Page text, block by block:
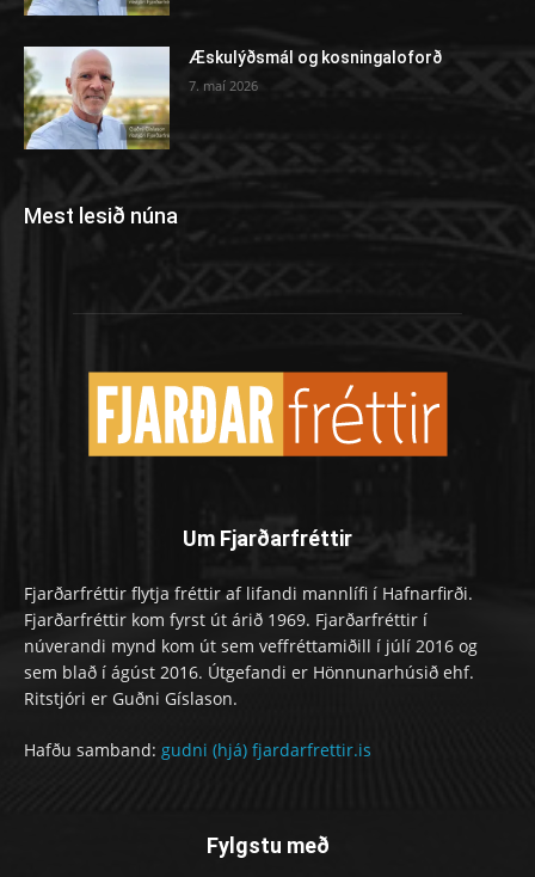
Æskulýðsmál og kosningaloforð
7. maí 2026
Mest lesið núna
Um Fjarðarfréttir
Fjarðarfréttir flytja fréttir af lifandi mannlífi í Hafnarfirði.
Fjarðarfréttir kom fyrst út árið 1969. Fjarðarfréttir í
núverandi mynd kom út sem veffréttamiðill í júlí 2016 og
sem blað í ágúst 2016. Útgefandi er Hönnunarhúsið ehf.
Ritstjóri er Guðni Gíslason.
Hafðu samband: gudni (hjá) fjardarfrettir.is
Fylgstu með